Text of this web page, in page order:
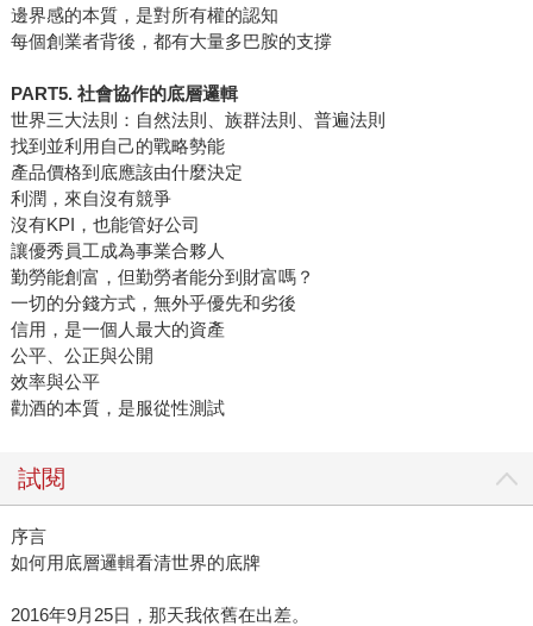
邊界感的本質，是對所有權的認知
每個創業者背後，都有大量多巴胺的支撐
PART5. 社會協作的底層邏輯
世界三大法則：自然法則、族群法則、普遍法則
找到並利用自己的戰略勢能
產品價格到底應該由什麼決定
利潤，來自沒有競爭
沒有KPI，也能管好公司
讓優秀員工成為事業合夥人
勤勞能創富，但勤勞者能分到財富嗎？
一切的分錢方式，無外乎優先和劣後
信用，是一個人最大的資產
公平、公正與公開
效率與公平
勸酒的本質，是服從性測試
試閱
序言
如何用底層邏輯看清世界的底牌
2016年9月25日，那天我依舊在出差。